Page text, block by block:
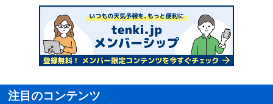
注目のコンテンツ